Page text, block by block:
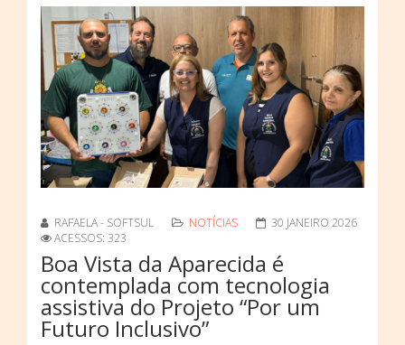
RAFAELA - SOFTSUL NOTÍCIAS
30 JANEIRO 2026
ACESSOS: 323
Boa Vista da Aparecida é
contemplada com tecnologia
assistiva do Projeto “Por um
Futuro Inclusivo”